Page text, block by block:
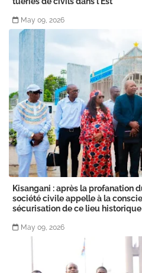
May 09, 2026
Kisangani : après la profanation
société civile appelle à la
sécurisation de ce lieu historique
May 09, 2026